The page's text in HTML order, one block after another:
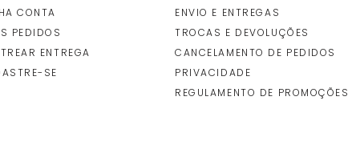
CONTA
PEDIDOS
ENTREGA
SE
ENVIO E ENTREGAS
TROCAS E DEVOLUÇÕES
CANCELAMENTO DE PEDIDOS
PRIVACIDADE
REGULAMENTO DE PROMOÇÕES